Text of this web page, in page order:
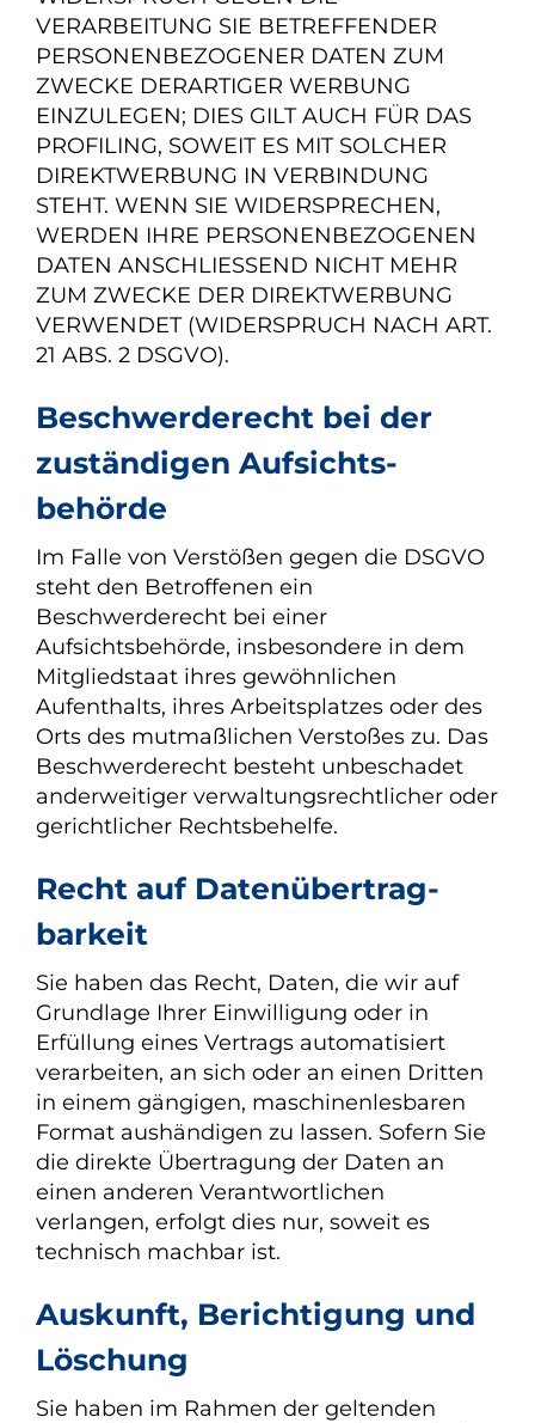
VERARBEITUNG SIE BETREFFENDER
PERSONENBEZOGENER DATEN ZUM
ZWECKE DERARTIGER WERBUNG
EINZULEGEN; DIES GILT AUCH FÜR DAS
PROFILING, SOWEIT ES MIT SOLCHER
DIREKTWERBUNG IN VERBINDUNG
STEHT. WENN SIE WIDERSPRECHEN,
WERDEN IHRE PERSONENBEZOGENEN
DATEN ANSCHLIESSEND NICHT MEHR
ZUM ZWECKE DER DIREKTWERBUNG
VERWENDET (WIDERSPRUCH NACH ART.
21 ABS. 2 DSGVO).
Beschwerde­recht bei der
zuständigen Aufsichts­
behörde
Im Falle von Verstößen gegen die DSGVO
steht den Betroffenen ein
Beschwerderecht bei einer
Aufsichtsbehörde, insbesondere in dem
Mitgliedstaat ihres gewöhnlichen
Aufenthalts, ihres Arbeitsplatzes oder des
Orts des mutmaßlichen Verstoßes zu. Das
Beschwerderecht besteht unbeschadet
anderweitiger verwaltungsrechtlicher oder
gerichtlicher Rechtsbehelfe.
Recht auf Daten­übertrag­
barkeit
Sie haben das Recht, Daten, die wir auf
Grundlage Ihrer Einwilligung oder in
Erfüllung eines Vertrags automatisiert
verarbeiten, an sich oder an einen Dritten
in einem gängigen, maschinenlesbaren
Format aushändigen zu lassen. Sofern Sie
die direkte Übertragung der Daten an
einen anderen Verantwortlichen
verlangen, erfolgt dies nur, soweit es
technisch machbar ist.
Auskunft, Berichtigung und
Löschung
Sie haben im Rahmen der geltenden